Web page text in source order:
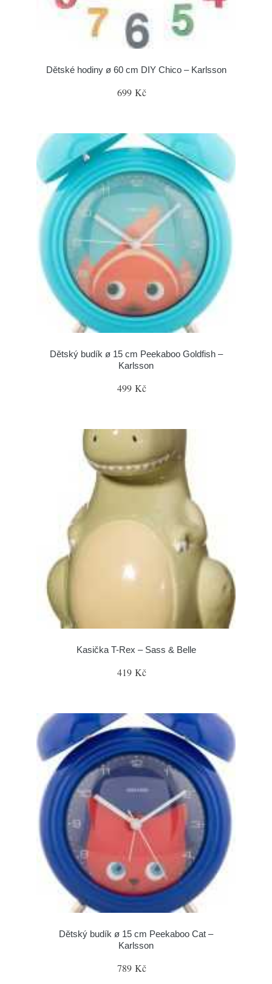
Dětské hodiny ø 60 cm DIY Chico – Karlsson
699 Kč
Dětský budík ø 15 cm Peekaboo Goldfish –
Karlsson
499 Kč
Kasička T-Rex – Sass & Belle
419 Kč
Dětský budík ø 15 cm Peekaboo Cat –
Karlsson
789 Kč